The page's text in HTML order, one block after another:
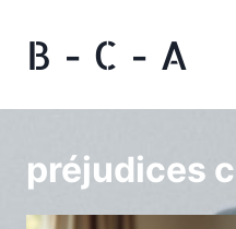
contenuB - C - A
préjudices